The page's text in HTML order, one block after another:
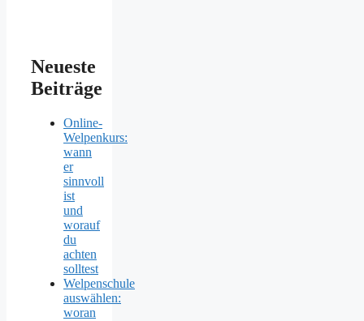
Neueste
Beiträge
Online-
Welpenkurs:
wann
er
sinnvoll
ist
und
worauf
du
achten
solltest
Welpenschule
auswählen:
woran